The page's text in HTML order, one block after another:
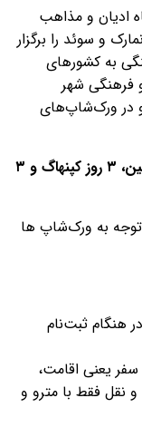
ادیان و مذاهب
و سوئد را برگزار
به کشورهای
فرهنگی شهر
و در ورک‌شاپ‌های
روز کپنهاگ و ۳
(زمان دقیق با توجه به ورک‌شاپ ها
هنگام ثبت‌نام
سفر یعنی اقامت،
نقل فقط با مترو و